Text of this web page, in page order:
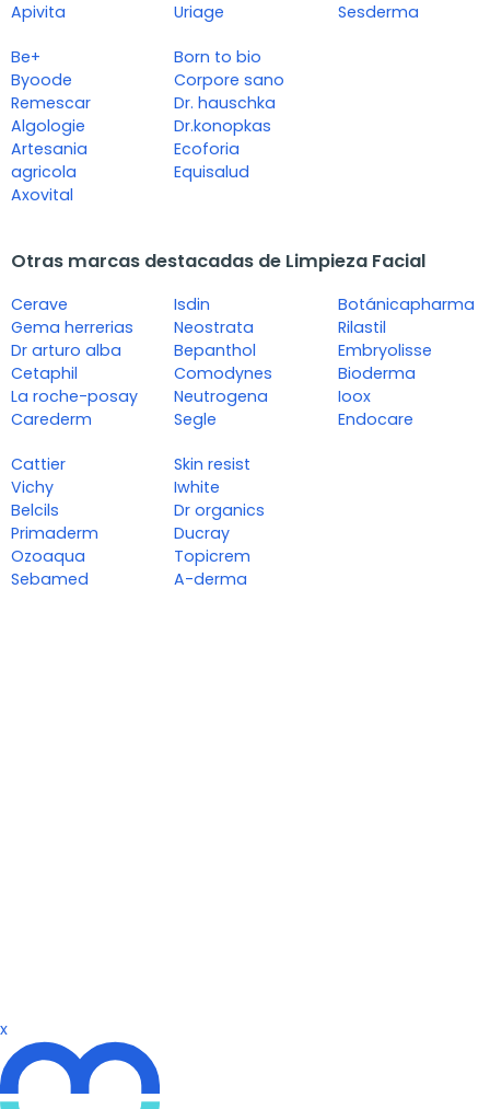
Apivita
Uriage
Sesderma
Be+
Byoode
Remescar
Algologie
Artesania
agricola
Axovital
Born to bio
Corpore sano
Dr. hauschka
Dr.konopkas
Ecoforia
Equisalud
Otras marcas destacadas de Limpieza Facial
Cerave
Gema herrerias
Dr arturo alba
Cetaphil
La roche-posay
Carederm
Isdin
Neostrata
Bepanthol
Comodynes
Neutrogena
Segle
Botánicapharma
Rilastil
Embryolisse
Bioderma
Ioox
Endocare
Cattier
Vichy
Belcils
Primaderm
Ozoaqua
Sebamed
Skin resist
Iwhite
Dr organics
Ducray
Topicrem
A-derma
x